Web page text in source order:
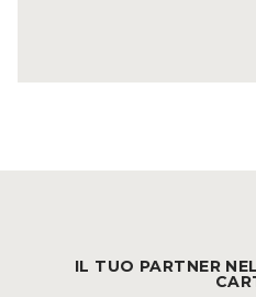
IL TUO PARTNER